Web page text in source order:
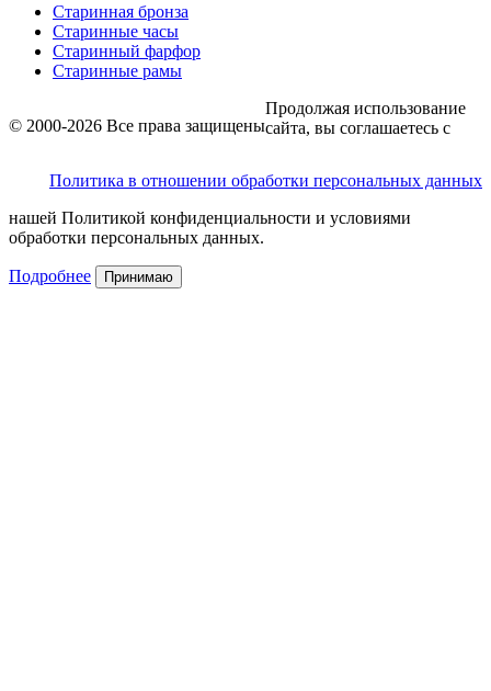
Старинная бронза
Старинные часы
Старинный фарфор
Старинные рамы
© 2000-2026 Все права защищены
Политика в отношении обработки персональных данных
Продолжая использование
сайта, вы соглашаетесь с
нашей Политикой конфиденциальности и условиями
обработки персональных данных.
Подробнее Принимаю